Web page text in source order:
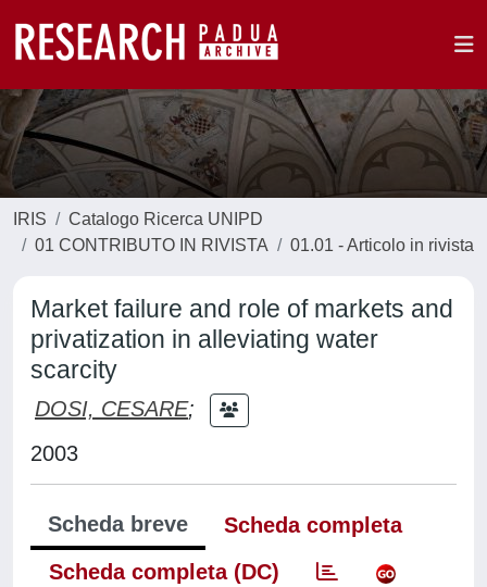
IRIS
Catalogo Ricerca UNIPD
01 CONTRIBUTO IN RIVISTA
01.01 - Articolo in rivista
Market failure and role of markets and
privatization in alleviating water
scarcity
DOSI, CESARE;
2003
Scheda breve
Scheda completa
Scheda completa (DC)